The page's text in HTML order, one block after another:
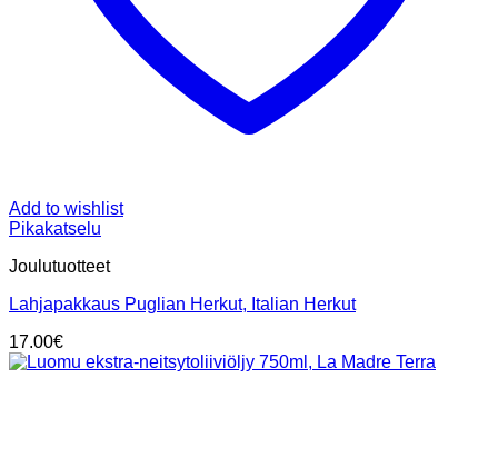
Add to wishlist
Pikakatselu
Joulutuotteet
Lahjapakkaus Puglian Herkut, Italian Herkut
17.00€